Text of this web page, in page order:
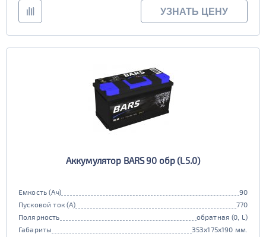
УЗНАТЬ ЦЕНУ
Аккумулятор BARS 90 обр (L5.0)
Емкость (Ач)
90
Пусковой ток (А)
770
Полярность
обратная (0, L)
Габариты
353x175x190 мм.